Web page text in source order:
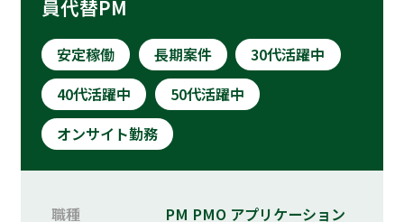
員代替PM
安定稼働 長期案件
30代活躍中
40代活躍中
50代活躍中
オンサイト勤務
職種 PM PMO アプリケーション